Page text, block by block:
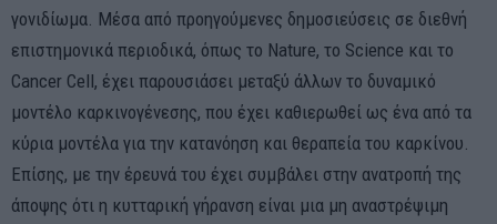
γονιδίωμα. Μέσα από προηγούμενες δημοσιεύσεις σε διεθνή
επιστημονικά περιοδικά, όπως το Nature, το Science και το
Cancer Cell, έχει παρουσιάσει μεταξύ άλλων το δυναμικό
μοντέλο καρκινογένεσης, που έχει καθιερωθεί ως ένα από τα
κύρια μοντέλα για την κατανόηση και θεραπεία του καρκίνου.
Επίσης, με την έρευνά του έχει συμβάλει στην ανατροπή της
άποψης ότι η κυτταρική γήρανση είναι μια μη αναστρέψιμη